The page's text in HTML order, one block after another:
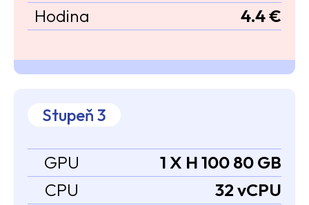
Hodina
4.4 €
Stupeň 3
GPU
1 X H 100 80 GB
CPU
32 vCPU